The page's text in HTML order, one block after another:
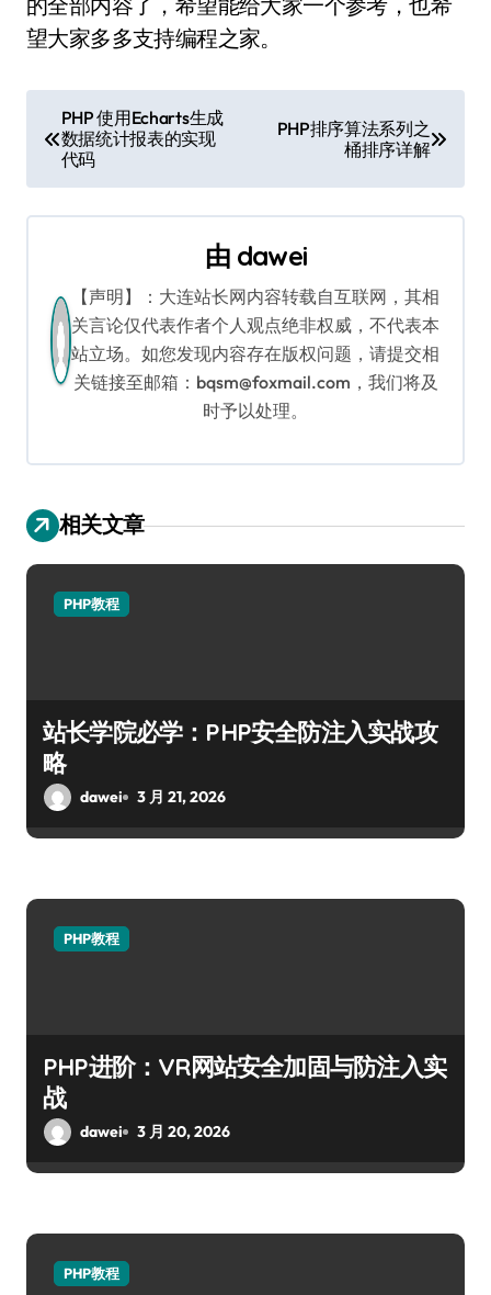
望大家多多支持编程之家。
章
导
PHP 使用Echarts生成
数据统计报表的实现
代码
PHP排序算法系列之
桶排序详解
由 dawei
【声明】：大连站长网内容转载自互联网，其相
关言论仅代表作者个人观点绝非权威，不代表本
站立场。如您发现内容存在版权问题，请提交相
关链接至邮箱：bqsm@foxmail.com，我们将及
时予以处理。
相关文章
PHP教程
站长学院必学：PHP安全防注入实战攻
略
dawei 3 月 21, 2026
PHP教程
PHP进阶：VR网站安全加固与防注入实
战
dawei 3 月 20, 2026
PHP教程